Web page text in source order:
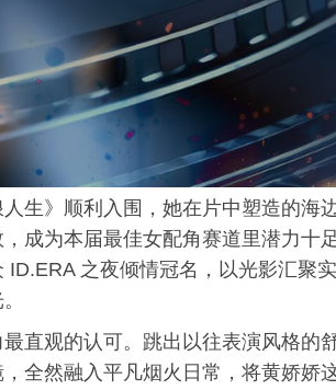
生》顺利入围，她在片中塑造的海
成为本届最佳女配角赛道里潜力十
之夜倾情冠名，以光影汇聚实
直观的认可。跳出以往表演风格的
全然融入平凡烟火日常，将黄娇娇